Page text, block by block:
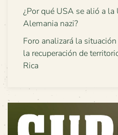
¿Por qué USA se alió a la
Alemania nazi?
Foro analizará la
la recuperación de
Rica